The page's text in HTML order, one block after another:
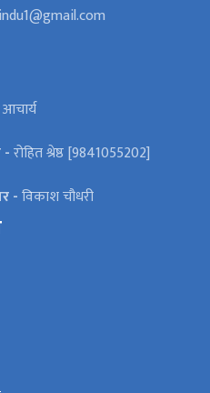
-रोहित श्रेष्ठ [9841055202]
-विकाश चौधरी